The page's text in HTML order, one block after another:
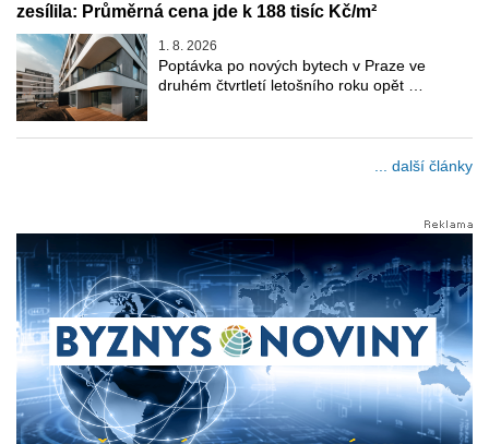
zesílila: Průměrná cena jde k 188 tisíc Kč/m²
1. 8. 2026
Poptávka po nových bytech v Praze ve
druhém čtvrtletí letošního roku opět …
... další články